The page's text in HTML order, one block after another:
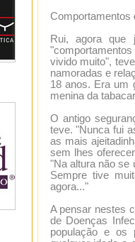
Comportamentos
Rui, agora que
vivido muito",
namoradas e
18 anos. Era um
menina da
O antigo
teve. "Nunca fui
as mais
sem lhes
"Na altura não se
Sempre tive
agora..."
A pensar nestes
de Doenças
população e os